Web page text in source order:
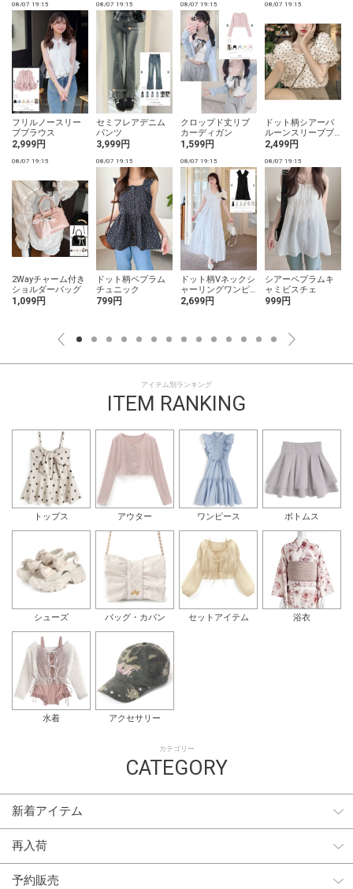
08/07 19:15
フリルノースリー
ブブラウス
2,999円
08/07 19:15
セミフレアデニム
パンツ
3,999円
08/07 19:15
クロップド丈リブ
カーディガン
1,599円
08/07 19:15
ドット柄シアーバ
ルーンスリーブブ
ラウス
2,499円
08/07 19:15
2Wayチャーム付き
ショルダーバッグ
1,099円
08/07 19:15
ドット柄ペプラム
チュニック
799円
08/07 19:15
ドット柄Vネックシ
ャーリングワンピ
ース
2,699円
08/07 19:15
シアーペプラムキ
ャミビスチェ
999円
アイテム別ランキング
ITEM RANKING
トップス アウター ワンピース ボトムス
シューズ バッグ・カバン セットアイテム 浴衣
水着 アクセサリー
カテゴリー
CATEGORY
新着アイテム
再入荷
予約販売